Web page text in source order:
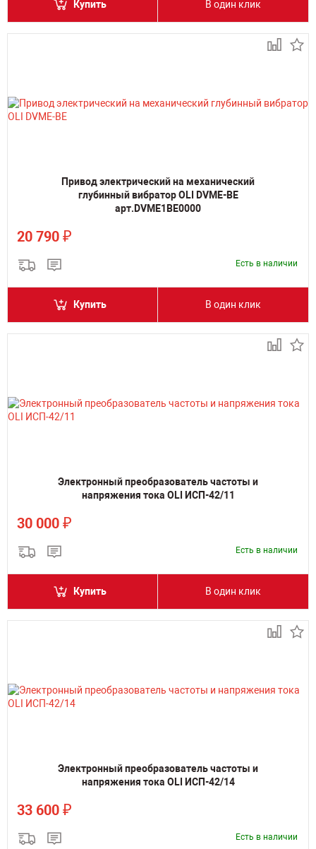
Купить В один клик
Привод электрический на механический
глубинный вибратор OLI DVME-BE
арт.DVME1BE0000
20 790 ₽
Есть в наличии
Купить В один клик
Электронный преобразователь частоты и
напряжения тока OLI ИСП-42/11
30 000 ₽
Есть в наличии
Купить В один клик
Электронный преобразователь частоты и
напряжения тока OLI ИСП-42/14
33 600 ₽
Есть в наличии